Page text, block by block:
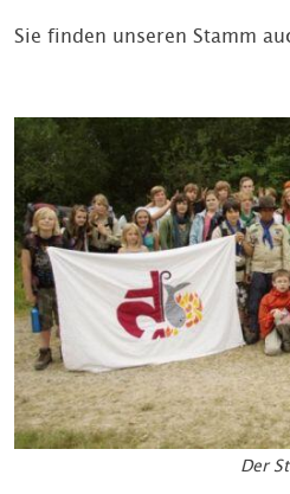
Sie finden unseren Stamm
Der